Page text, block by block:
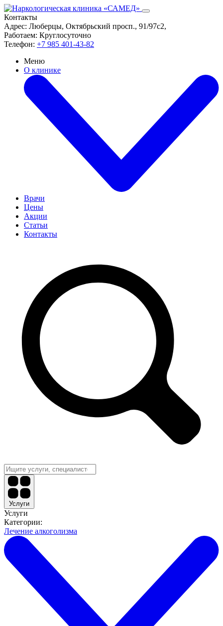
Контакты
Адрес: Люберцы, Октябрьский просп., 91/97с2,
Работаем: Круглосуточно
Телефон: +7 985 401-43-82
Меню
О клинике
Врачи
Цены
Акции
Статьи
Контакты
Услуги
Услуги
Категории:
Лечение алкоголизма